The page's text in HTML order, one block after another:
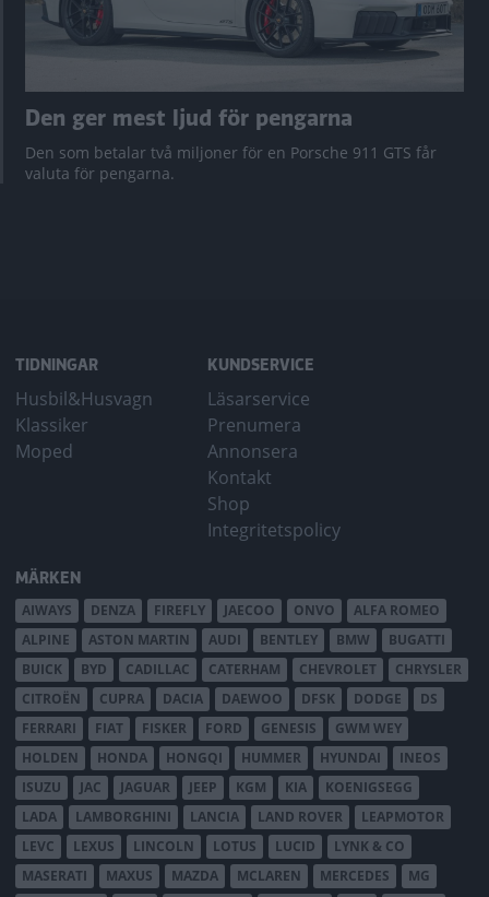
Den ger mest ljud för pengarna
Den som betalar två miljoner för en Porsche 911 GTS får
valuta för pengarna.
TIDNINGAR
Husbil&Husvagn
Klassiker
Moped
KUNDSERVICE
Läsarservice
Prenumera
Annonsera
Kontakt
Shop
Integritetspolicy
MÄRKEN
AIWAYS DENZA FIREFLY JAECOO ONVO
ALFA ROMEO
ALPINE
ASTON MARTIN AUDI BENTLEY BMW
BUGATTI
BUICK
BYD CADILLAC CATERHAM CHEVROLET
CHRYSLER
CITROËN
CUPRA DACIA DAEWOO DFSK DODGE
DS
FERRARI
FIAT FISKER FORD GENESIS
GWM WEY
HOLDEN
HONDA HONGQI HUMMER HYUNDAI
INEOS
ISUZU
JAC JAGUAR JEEP KGM KIA
KOENIGSEGG
LADA
LAMBORGHINI LANCIA LAND ROVER
LEAPMOTOR
LEVC
LEXUS LINCOLN LOTUS LUCID
LYNK & CO
MASERATI
MAXUS MAZDA MCLAREN MERCEDES
MG